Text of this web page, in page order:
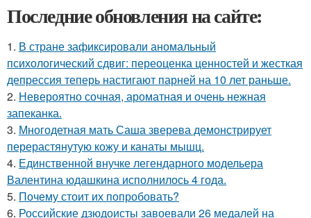
Последние обновления на сайте:
1. В стране зафиксировали аномальный
психологический сдвиг: переоценка ценностей и жесткая
депрессия теперь настигают парней на 10 лет раньше.
2. Невероятно сочная, ароматная и очень нежная
запеканка.
3. Многодетная мать Саша зверева демонстрирует
перерастянутую кожу и канаты мышц.
4. Единственной внучке легендарного модельера
Валентина юдашкина исполнилось 4 года.
5. Почему стоит их попробовать?
6. Российские дзюдоисты завоевали 26 медалей на